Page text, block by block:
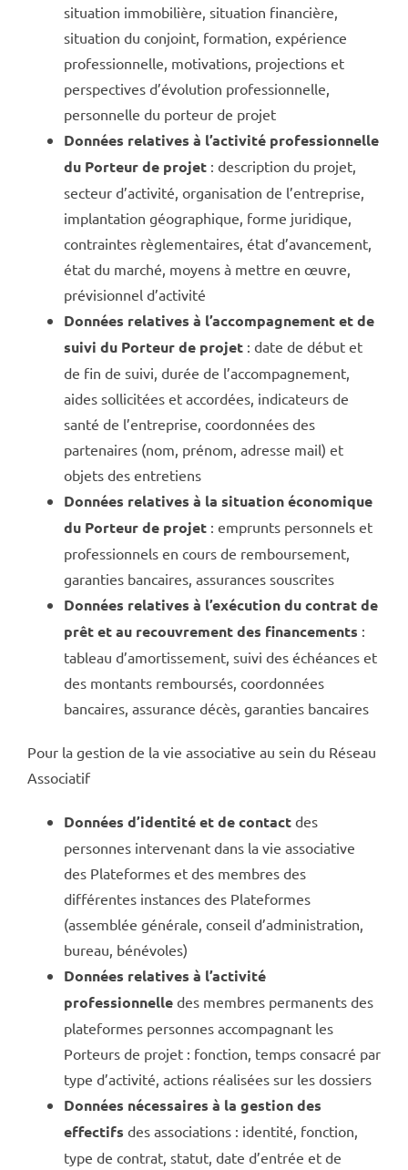
situation immobilière, situation financière,
situation du conjoint, formation, expérience
professionnelle, motivations, projections et
perspectives d’évolution professionnelle,
personnelle du porteur de projet
Données relatives à l’activité professionnelle
du Porteur de projet: description du projet,
secteur d’activité, organisation de l’entreprise,
implantation géographique, forme juridique,
contraintes règlementaires, état d’avancement,
état du marché, moyens à mettre en œuvre,
prévisionnel d’activité
Données relatives à l’accompagnement et de
suivi du Porteur de projet : date de début et
de fin de suivi, durée de l’accompagnement,
aides sollicitées et accordées, indicateurs de
santé de l’entreprise, coordonnées des
partenaires (nom, prénom, adresse mail) et
objets des entretiens
Données relatives à la situation économique
du Porteur de projet : emprunts personnels et
professionnels en cours de remboursement,
garanties bancaires, assurances souscrites
Données relatives à l’exécution du contrat de
prêt et au recouvrement des financements :
tableau d’amortissement, suivi des échéances et
des montants remboursés, coordonnées
bancaires, assurance décès, garanties bancaires
Pour la gestion de la vie associative au sein du Réseau
Associatif
Données d’identité et de contactdes
personnes intervenant dans la vie associative
des Plateformes et des membres des
différentes instances des Plateformes
(assemblée générale, conseil d’administration,
bureau, bénévoles)
Données relatives à l’activité
professionnelledes membres permanents des
plateformes personnes accompagnant les
Porteurs de projet : fonction, temps consacré par
type d’activité, actions réalisées sur les dossiers
Données nécessaires à la gestion des
effectifs des associations : identité, fonction,
type de contrat, statut, date d’entrée et de